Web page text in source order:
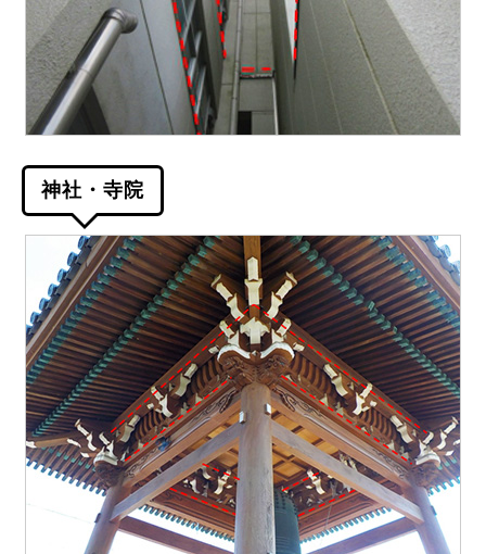
神社・寺院